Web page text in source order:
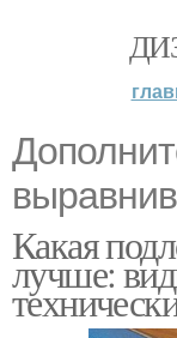
Какая
лучше: